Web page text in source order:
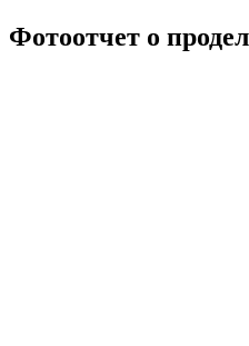
Фотоотчет о